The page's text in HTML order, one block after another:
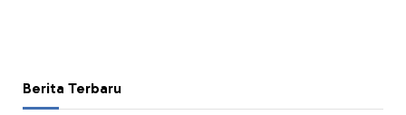
Berita Terbaru